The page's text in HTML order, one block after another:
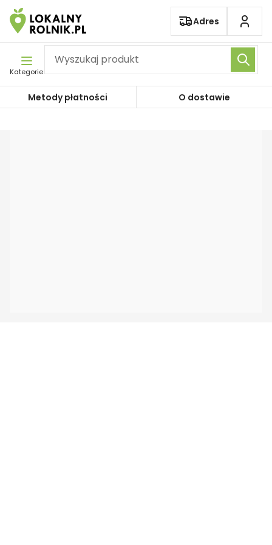
Pomiń nawigację
Adres
Kategorie
Metody płatności O dostawie